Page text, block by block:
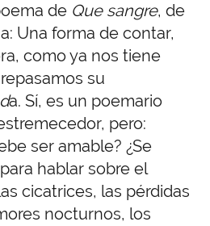
de Que sangre, de
Una forma de contar,
como ya nos tiene
su
a. Sí, es un poemario
pero:
ser amable? ¿Se
hablar sobre el
cicatrices, las pérdidas
nocturnos, los